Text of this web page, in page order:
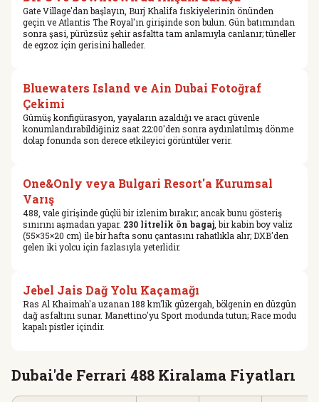
Gate Village'dan başlayın, Burj Khalifa fıskiyelerinin önünden
geçin ve Atlantis The Royal'ın girişinde son bulun. Gün batımından
sonra şasi, pürüzsüz şehir asfaltta tam anlamıyla canlanır; tüneller
de egzoz için gerisini halleder.
Bluewaters Island ve Ain Dubai Fotoğraf
Çekimi
Gümüş konfigürasyon, yayaların azaldığı ve aracı güvenle
konumlandırabildiğiniz saat 22:00'den sonra aydınlatılmış dönme
dolap fonunda son derece etkileyici görüntüler verir.
One&Only veya Bulgari Resort'a Kurumsal
Varış
488, vale girişinde güçlü bir izlenim bırakır; ancak bunu gösteriş
sınırını aşmadan yapar. 230 litrelik ön bagaj , bir kabin boy valiz
(55×35×20 cm) ile bir hafta sonu çantasını rahatlıkla alır; DXB'den
gelen iki yolcu için fazlasıyla yeterlidir.
Jebel Jais Dağ Yolu Kaçamağı
Ras Al Khaimah'a uzanan 188 km'lik güzergah, bölgenin en düzgün
dağ asfaltını sunar. Manettino'yu Sport modunda tutun; Race modu
kapalı pistler içindir.
Dubai'de Ferrari 488 Kiralama Fiyatları